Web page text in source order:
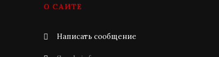
О САЙТЕ
Написать сообщение